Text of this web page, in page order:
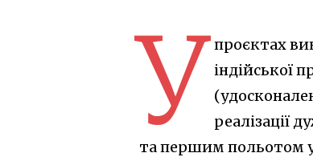
У проєктах
індійської
реалізації
та першим польотом у